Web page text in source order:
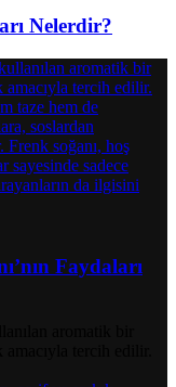
Nelerdir?
Faydaları